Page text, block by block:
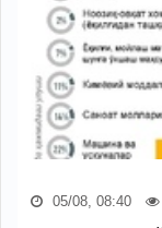
05/08, 08:40